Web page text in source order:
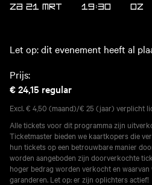
ZA 21 MRT 19:30 OZ
Let op: dit evenement heeft al
Prijs:
€ 24,15 regular
Excl. € 4,50 (maand)/€ 25 (jaar) verplicht
Alle tickets voor dit programma zijn
Ticketmaster bieden we kaartkopers die
hun tickets op een betrouwbare manier
worden aangeboden zijn doorverkochte
hoger bedrag worden verkocht en
garanderen. Let op: er zijn oplichters actief!